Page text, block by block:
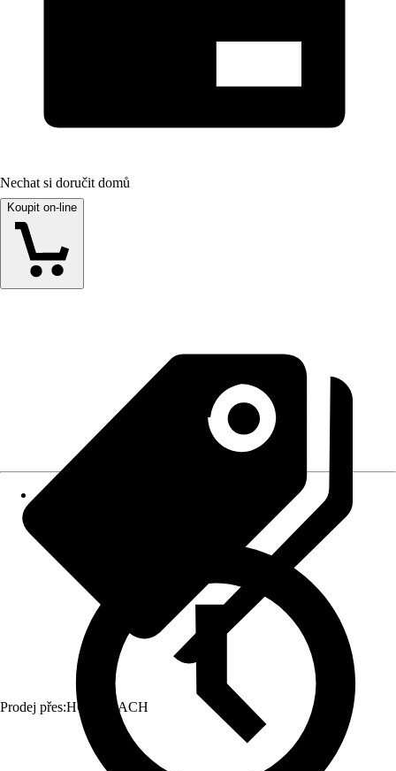
Nechat si doručit domů
Koupit on-line
Prodej přes:HORNBACH